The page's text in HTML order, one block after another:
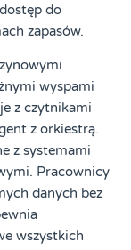
do
zapasów.
wyspami
z czytnikami
z orkiestrą.
z systemami
Pracownicy
danych bez
wszystkich